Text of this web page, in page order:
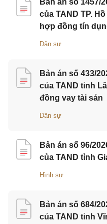
Bản án số 1457/
của TAND TP.
hợp đồng tín
Dân sự
Bản án số 433/
của TAND tỉnh
đồng vay tài sản
Dân sự
Bản án số 96/
của TAND tỉnh
Hình sự
Bản án số 684/
của TAND tỉnh